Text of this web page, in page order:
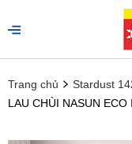
Trang chủ Stardust
LAU CHÙI NASUN ECO